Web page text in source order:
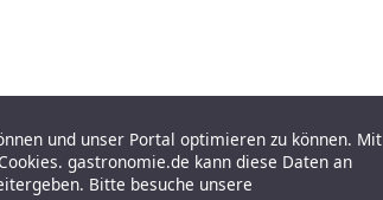
und unser Portal optimieren zu können. Mit
gastronomie.de kann diese Daten an
Bitte besuche unsere